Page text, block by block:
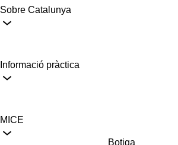
Sobre Catalunya
Informació pràctica
MICE
Botiga